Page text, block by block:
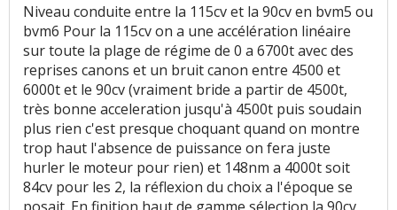
Niveau conduite entre la 115cv et la 90cv en bvm5 ou
bvm6 Pour la 115cv on a une accélération linéaire
sur toute la plage de régime de 0 a 6700t avec des
reprises canons et un bruit canon entre 4500 et
6000t et le 90cv (vraiment bride a partir de 4500t,
très bonne acceleration jusqu'à 4500t puis soudain
plus rien c'est presque choquant quand on montre
trop haut l'absence de puissance on fera juste
hurler le moteur pour rien) et 148nm a 4000t soit
84cv pour les 2, la réflexion du choix a l'époque se